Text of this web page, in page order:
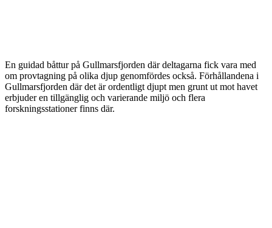
En guidad båttur på Gullmarsfjorden där deltagarna fick vara med
om provtagning på olika djup genomfördes också. Förhållandena i
Gullmarsfjorden där det är ordentligt djupt men grunt ut mot havet
erbjuder en tillgänglig och varierande miljö och flera
forskningsstationer finns där.